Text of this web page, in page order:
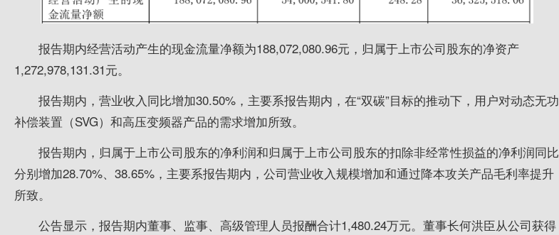
报告期内经营活动产生的现金流量净额为188,072,080.96元，归属于上市公司股东的净资产
1,272,978,131.31元。
报告期内，营业收入同比增加30.50%，主要系报告期内，在“双碳”目标的推动下，用户对动态无功
补偿装置（SVG）和高压变频器产品的需求增加所致。
报告期内，归属于上市公司股东的净利润和归属于上市公司股东的扣除非经常性损益的净利润同比
分别增加28.70%、38.65%，主要系报告期内，公司营业收入规模增加和通过降本攻关产品毛利率提升
所致。
公告显示，报告期内董事、监事、高级管理人员报酬合计1,480.24万元。董事长何洪臣从公司获得